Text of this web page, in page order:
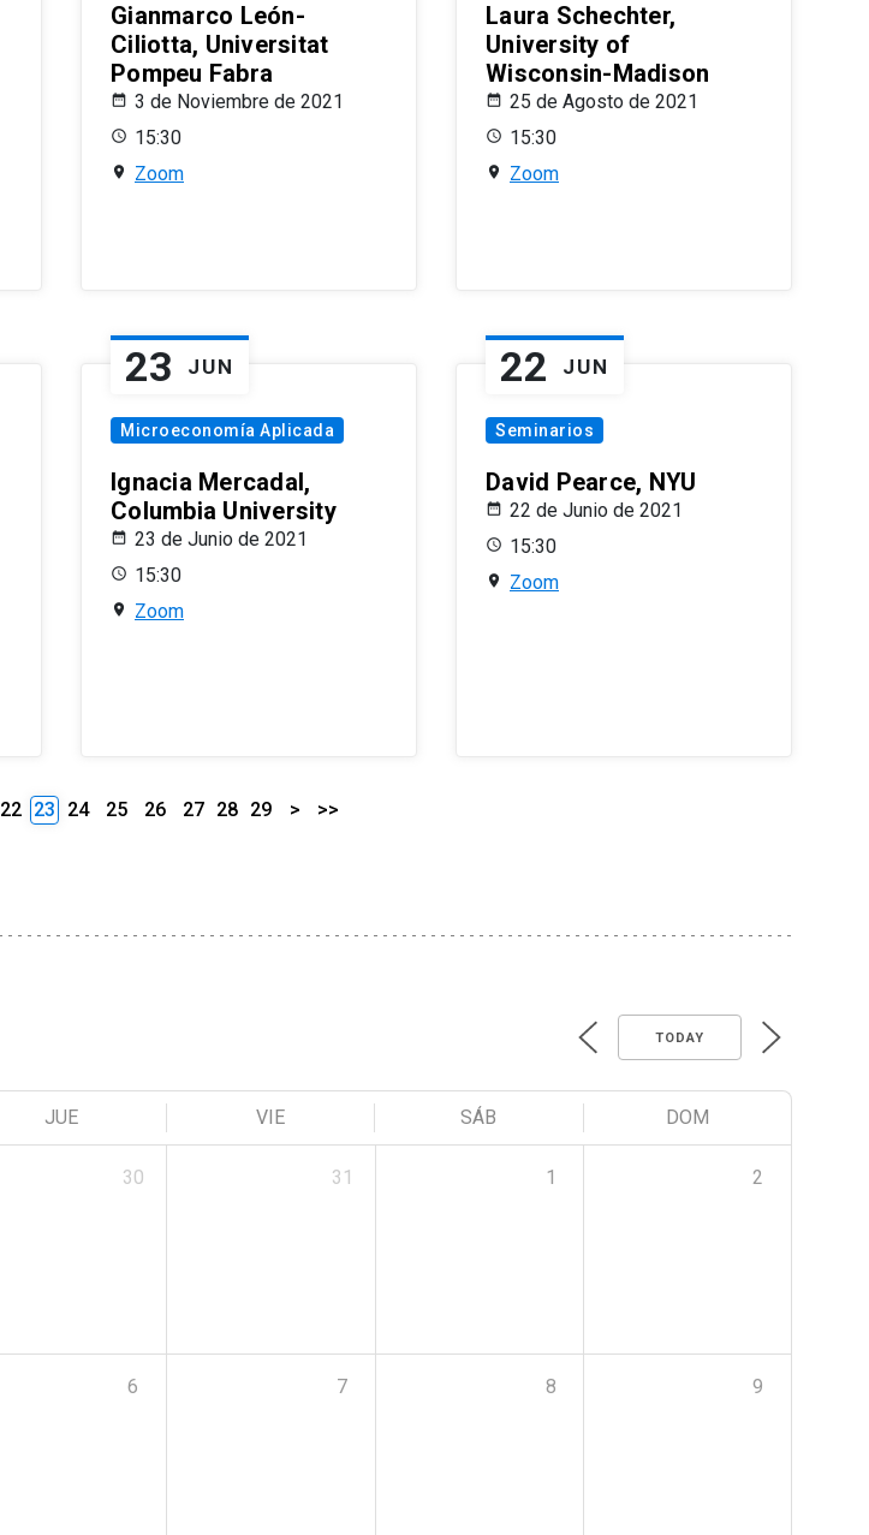
Gianmarco León-
Ciliotta, Universitat
Pompeu Fabra
3 de Noviembre de 2021
15:30
Zoom
Laura Schechter,
University of
Wisconsin-Madison
25 de Agosto de 2021
15:30
Zoom
23 JUN
Microeconomía Aplicada
Ignacia Mercadal,
Columbia University
23 de Junio de 2021
15:30
Zoom
22 JUN
Seminarios
David Pearce, NYU
22 de Junio de 2021
15:30
Zoom
22 23 24 25 26 27 28 29 > >>
TODAY
JUE VIE SÁB DOM
30 31 1 2
6 7 8 9